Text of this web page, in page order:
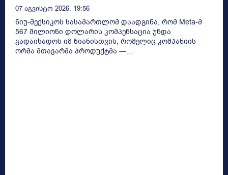
07 Აგვისტო 2026, 19:56
ნიუ-მექსიკოს სასამართლომ დაადგინა, რომ Meta-მ
567 მილიონი დოლარის კომპენსაცია უნდა
გადაიხადოს იმ ზიანისთვის, რომელიც კომპანიის
ორმა მთავარმა პროდუქტმა —...